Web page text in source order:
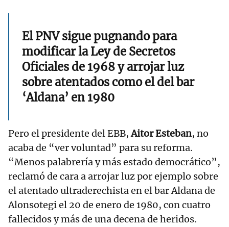
El PNV sigue pugnando para
modificar la Ley de Secretos
Oficiales de 1968 y arrojar luz
sobre atentados como el del bar
‘Aldana’ en 1980
Pero el presidente del EBB,Aitor Esteban, no
acaba de “ver voluntad” para su reforma.
“Menos palabrería y más estado democrático”,
reclamó de cara a arrojar luz por ejemplo sobre
el atentado ultraderechista en el bar Aldana de
Alonsotegi el 20 de enero de 1980, con cuatro
fallecidos y más de una decena de heridos.